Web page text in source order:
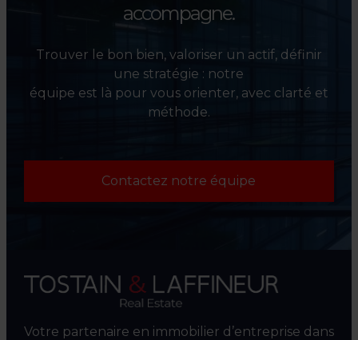
accompagne.
Trouver le bon bien, valoriser un actif, définir
une stratégie : notre
équipe est là pour vous orienter, avec clarté et
méthode.
Contactez notre équipe
Votre partenaire en immobilier d’entreprise dans